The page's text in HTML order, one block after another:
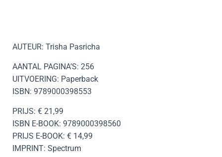
AUTEUR: Trisha Pasricha
AANTAL PAGINA’S: 256
UITVOERING: Paperback
ISBN: 9789000398553
PRIJS: € 21,99
ISBN E-BOOK: 9789000398560
PRIJS E-BOOK: € 14,99
IMPRINT: Spectrum